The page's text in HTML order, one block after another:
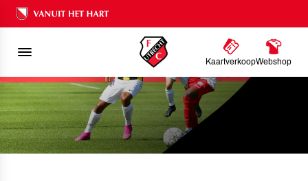
Ons nalatenschap
KaartverkoopWebshop